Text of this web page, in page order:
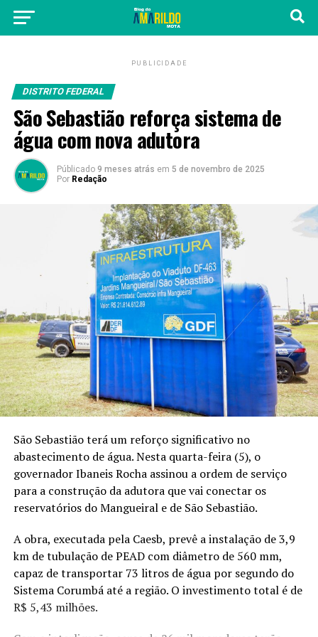
PUBLICIDADE
DISTRITO FEDERAL
São Sebastião reforça sistema de
água com nova adutora
Públicado 9 meses atrás em 5 de novembro de 2025
Por Redação
São Sebastião terá um reforço significativo no
abastecimento de água. Nesta quarta-feira (5), o
governador Ibaneis Rocha assinou a ordem de serviço
para a construção da adutora que vai conectar os
reservatórios do Mangueiral e de São Sebastião.
A obra, executada pela Caesb, prevê a instalação de 3,9
km de tubulação de PEAD com diâmetro de 560 mm,
capaz de transportar 73 litros de água por segundo do
Sistema Corumbá até a região. O investimento total é de
R$ 5,43 milhões.